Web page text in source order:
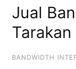
Jual
Tarakan
BANDWIDTH